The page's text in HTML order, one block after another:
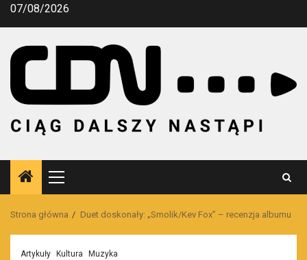
Przejdź
07/08/2026
Menu
główne
Strona główna Duet doskonały: „Smolik/Kev Fox” – recenzja albumu
Artykuły Kultura Muzyka